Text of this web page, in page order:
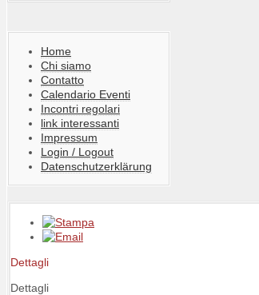
Home
Chi siamo
Contatto
Calendario Eventi
Incontri regolari
link interessanti
Impressum
Login / Logout
Datenschutzerklärung
Dettagli
Dettagli